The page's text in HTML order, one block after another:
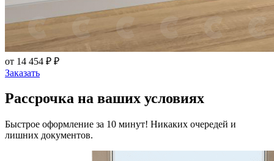
от 14 454 ₽ ₽
Заказать
Рассрочка на ваших условиях
Быстрое оформление за 10 минут! Никаких очередей и
лишних документов.